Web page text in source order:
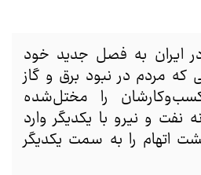
در ایران به فصل جدید خود
مردم در نبود برق و گاز
را مختل‌شده
نفت و نیرو با یکدیگر وارد
اتهام را به سمت یکدیگر